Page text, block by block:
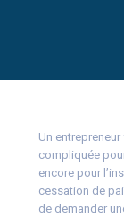
Un
compliquée
encore pour
cessation de
de demander